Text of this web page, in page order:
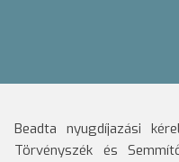
Beadta nyugdíjazási
Törvényszék és